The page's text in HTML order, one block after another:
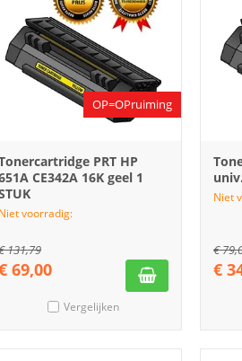
OP=OPruiming
PRT HP
CE342A 16K geel 1
Niet voorradig:
131,79
69,00
Vergelijken
Niet
€
€